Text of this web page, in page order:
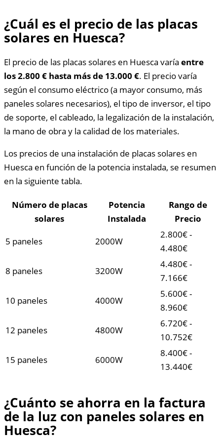
¿Cuál es el precio de las placas
solares en Huesca?
El precio de las placas solares en Huesca varía entre
los 2.800 € hasta más de 13.000 €. El precio varía
según el consumo eléctrico (a mayor consumo, más
paneles solares necesarios), el tipo de inversor, el tipo
de soporte, el cableado, la legalización de la instalación,
la mano de obra y la calidad de los materiales.
Los precios de una instalación de placas solares en
Huesca en función de la potencia instalada, se resumen
en la siguiente tabla.
Número de placas
solares
Potencia
Instalada
Rango de
Precio
5 paneles
2000W
2.800€ -
4.480€
8 paneles
3200W
4.480€ -
7.166€
10 paneles
4000W
5.600€ -
8.960€
12 paneles
4800W
6.720€ -
10.752€
15 paneles
6000W
8.400€ -
13.440€
¿Cuánto se ahorra en la factura
de la luz con paneles solares en
Huesca?